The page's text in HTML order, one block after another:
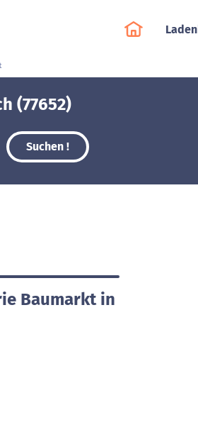
(77652)
Suchen !
Baumarkt in